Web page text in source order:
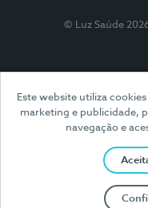
Este website utiliza
marketing e publicidade,
navegação e
© Luz Saúde